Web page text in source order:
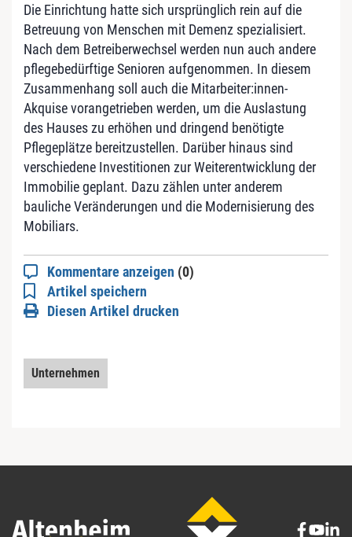
Die Einrichtung hatte sich ursprünglich rein auf die
Betreuung von Menschen mit Demenz spezialisiert.
Nach dem Betreiberwechsel werden nun auch andere
pflegebedürftige Senioren aufgenommen. In diesem
Zusammenhang soll auch die Mitarbeiter:innen-
Akquise vorangetrieben werden, um die Auslastung
des Hauses zu erhöhen und dringend benötigte
Pflegeplätze bereitzustellen. Darüber hinaus sind
verschiedene Investitionen zur Weiterentwicklung der
Immobilie geplant. Dazu zählen unter anderem
bauliche Veränderungen und die Modernisierung des
Mobiliars.
Kommentare anzeigen (0)
Artikel speichern
Diesen Artikel drucken
Unternehmen